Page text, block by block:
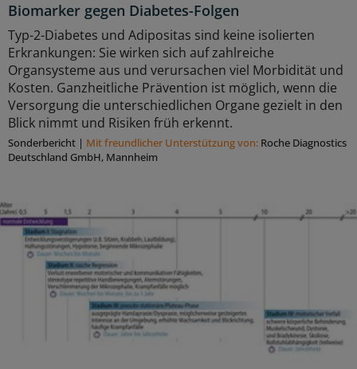
Biomarker gegen Diabetes-Folgen
Typ-2-Diabetes und Adipositas sind keine isolierten
Erkrankungen: Sie wirken sich auf zahlreiche
Organsysteme aus und verursachen viel Morbidität und
Kosten. Ganzheitliche Prävention ist möglich, wenn die
Versorgung die unterschiedlichen Organe gezielt in den
Blick nimmt und Risiken früh erkennt.
Sonderbericht | Mit freundlicher Unterstützung von: Roche Diagnostics
Deutschland GmbH, Mannheim